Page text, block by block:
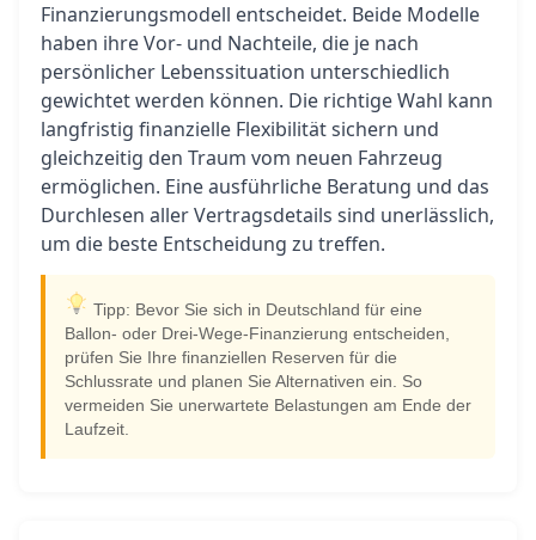
Finanzierungsmodell entscheidet. Beide Modelle
haben ihre Vor- und Nachteile, die je nach
persönlicher Lebenssituation unterschiedlich
gewichtet werden können. Die richtige Wahl kann
langfristig finanzielle Flexibilität sichern und
gleichzeitig den Traum vom neuen Fahrzeug
ermöglichen. Eine ausführliche Beratung und das
Durchlesen aller Vertragsdetails sind unerlässlich,
um die beste Entscheidung zu treffen.
Tipp: Bevor Sie sich in Deutschland für eine
Ballon- oder Drei-Wege-Finanzierung entscheiden,
prüfen Sie Ihre finanziellen Reserven für die
Schlussrate und planen Sie Alternativen ein. So
vermeiden Sie unerwartete Belastungen am Ende der
Laufzeit.